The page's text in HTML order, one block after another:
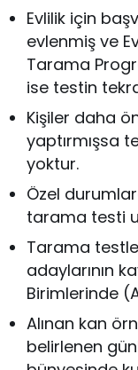
Evlilik için
evlenmiş ve
Tarama
ise testin
Kişiler daha
yaptırmışsa
yoktur.
Özel
tarama testi
Tarama
adaylarının
Birimlerinde
Alınan kan
belirlenen